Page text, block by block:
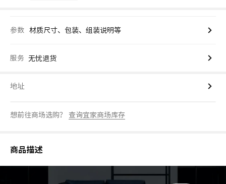
参数 材质尺寸、包装、组装说明等
服务 无忧退货
地址
想前往商场选购？ 查询宜家商场库存
商品描述